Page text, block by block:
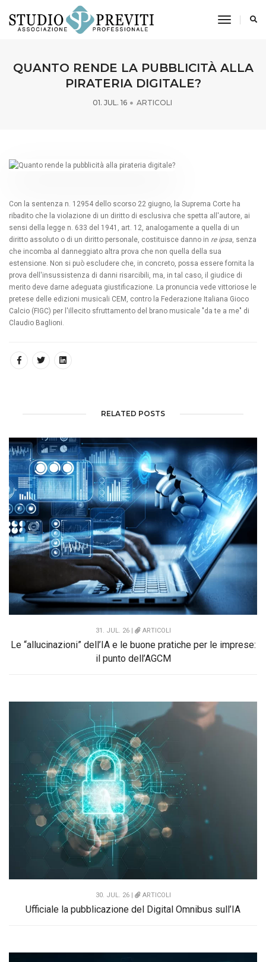
toggle
QUANTO RENDE LA PUBBLICITÀ ALLA
PIRATERIA DIGITALE?
01. JUL. 16 ARTICOLI
Con la sentenza n. 12954 dello scorso 22 giugno, la Suprema Corte ha
ribadito che la violazione di un diritto di esclusiva che spetta all'autore, ai
sensi della legge n. 633 del 1941, art. 12, analogamente a quella di un
diritto assoluto o di un diritto personale, costituisce danno in re ipsa, senza
che incomba al danneggiato altra prova che non quella della sua
estensione. Non si può escludere che, in concreto, possa essere fornita la
prova dell'insussistenza di danni risarcibili, ma, in tal caso, il giudice di
merito deve darne adeguata giustificazione. La pronuncia vede vittoriose le
pretese delle edizioni musicali CEM, contro la Federazione Italiana Gioco
Calcio (FIGC) per l'illecito sfruttamento del brano musicale "da te a me" di
Claudio Baglioni.
RELATED POSTS
31. JUL. 26 | ARTICOLI
Le “allucinazioni” dell’IA e le buone pratiche per le imprese:
il punto dell’AGCM
30. JUL. 26 | ARTICOLI
Ufficiale la pubblicazione del Digital Omnibus sull’IA